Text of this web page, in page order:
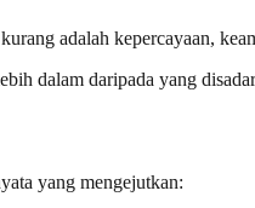
adalah kepercayaan,
dalam daripada yang
yang mengejutkan: